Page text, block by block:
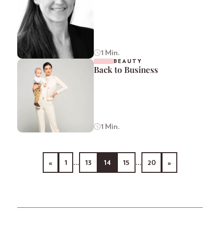
1 Min.
BEAUTY
Back to Business
1 Min.
« 1 … 13 14 15 … 20 »